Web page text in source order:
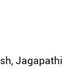
Jagapathi